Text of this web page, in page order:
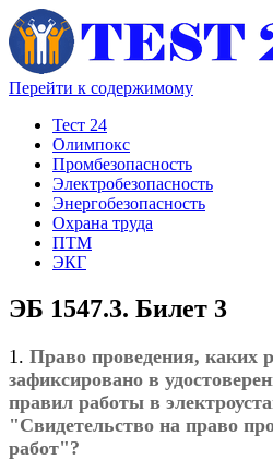
Перейти к содержимому
Тест 24
Олимпокс
Промбезопасность
Электробезопасность
Энергобезопасность
Охрана труда
ПТМ
ЭКГ
ЭБ 1547.3. Билет 3
1. Право проведения, каких
зафиксировано в
правил работы в
"Свидетельство на право
работ"?